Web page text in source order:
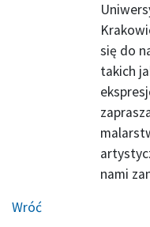
się do
takich
nami
Wróć